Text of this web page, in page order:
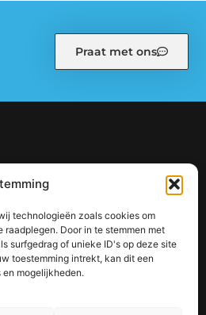
technologieën zoals cookies om
Door in te stemmen met
surfgedrag of unieke ID's op deze site
toestemming intrekt, kan dit een
mogelijkheden.
Praat met ons
een sterke online autoriteit